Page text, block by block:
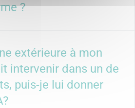
?
extérieure à mon
intervenir dans un de
puis-je lui donner